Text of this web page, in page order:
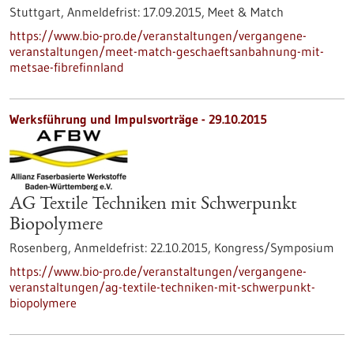
Stuttgart, Anmeldefrist: 17.09.2015, Meet & Match
https://www.bio-pro.de/veranstaltungen/vergangene-
veranstaltungen/meet-match-geschaeftsanbahnung-mit-
metsae-fibrefinnland
Werksführung und Impulsvorträge - 29.10.2015
AG Textile Techniken mit Schwerpunkt
Biopolymere
Rosenberg, Anmeldefrist: 22.10.2015, Kongress/Symposium
https://www.bio-pro.de/veranstaltungen/vergangene-
veranstaltungen/ag-textile-techniken-mit-schwerpunkt-
biopolymere